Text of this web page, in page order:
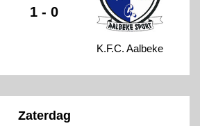
1 - 0
K.F.C. Aalbeke
Zaterdag